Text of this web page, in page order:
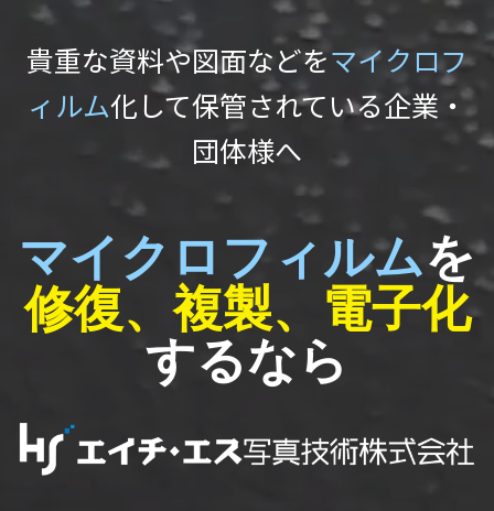
貴重な資料や図面などをマイクロフ
ィルム化して保管されている企業・
団体様へ
マイクロフィルムを
修復、複製、電子化
するなら